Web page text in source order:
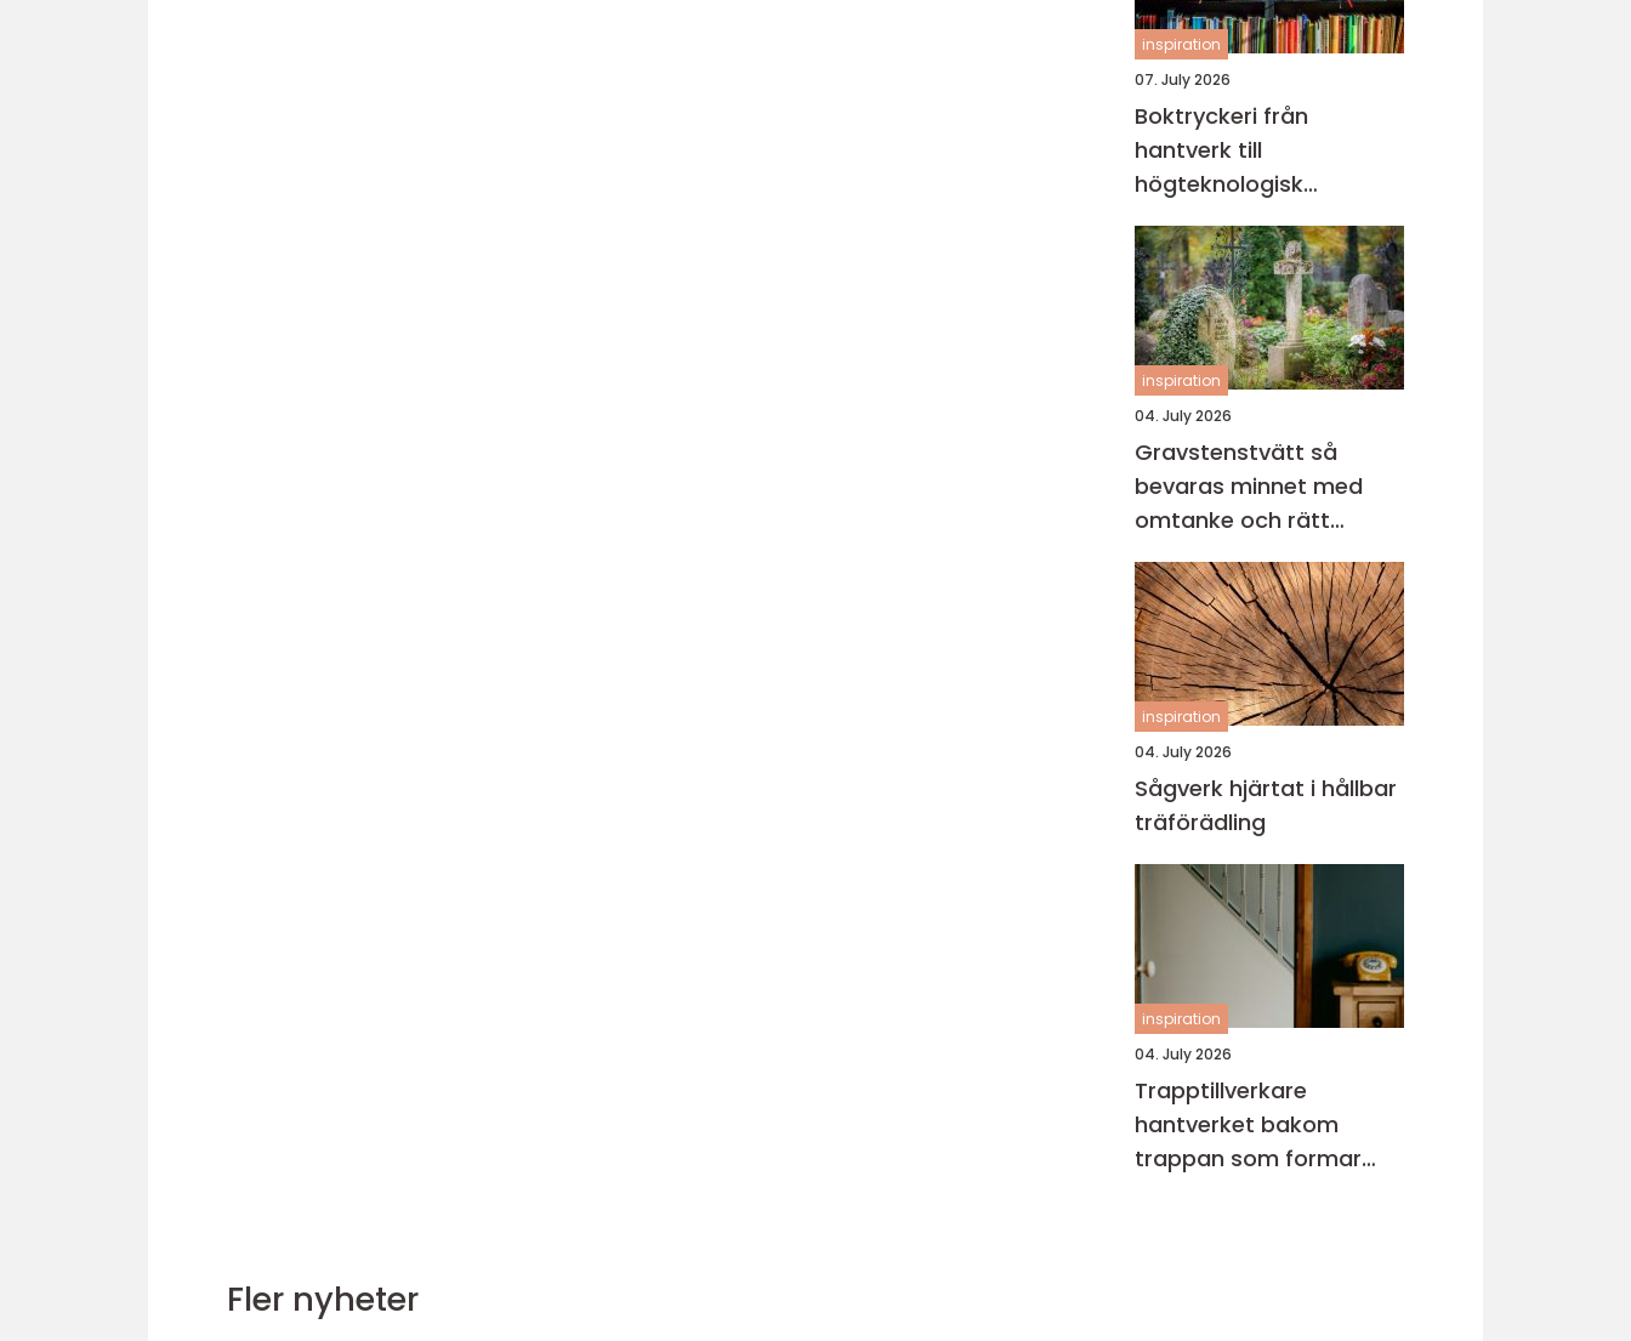
inspiration
07. July 2026
Boktryckeri från
hantverk till
högteknologisk
bokproduktion
inspiration
04. July 2026
Gravstenstvätt så
bevaras minnet med
omtanke och rätt
metod
inspiration
04. July 2026
Sågverk hjärtat i hållbar
träförädling
inspiration
04. July 2026
Trapptillverkare
hantverket bakom
trappan som formar
Fler nyheter